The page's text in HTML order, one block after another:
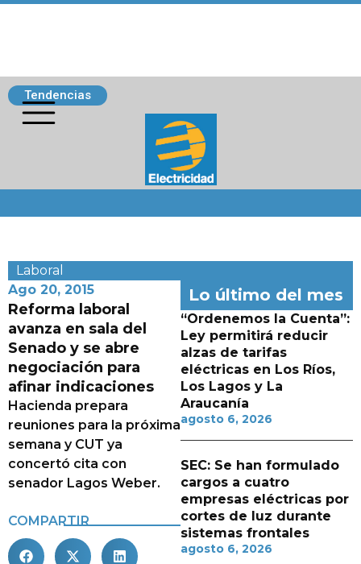
Tendencias
Laboral
Ago 20, 2015
Reforma laboral
avanza en sala del
Senado y se abre
negociación para
afinar indicaciones
Hacienda prepara
reuniones para la próxima
semana y CUT ya
concertó cita con
senador Lagos Weber.
COMPARTIR
Lo último del mes
“Ordenemos la Cuenta”:
Ley permitirá reducir
alzas de tarifas
eléctricas en Los Ríos,
Los Lagos y La
Araucanía
agosto 6, 2026
SEC: Se han formulado
cargos a cuatro
empresas eléctricas por
cortes de luz durante
sistemas frontales
agosto 6, 2026